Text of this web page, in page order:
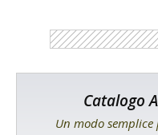
Catalogo
Un modo